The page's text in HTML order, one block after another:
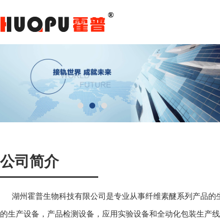
公司简介
湖州霍普生物科技有限公司是专业从事纤维素醚系列产品的
的生产设备，产品检测设备，应用实验设备和全动化包装生产